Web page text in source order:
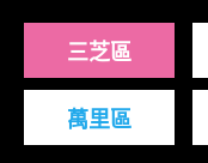
三芝區
萬里區